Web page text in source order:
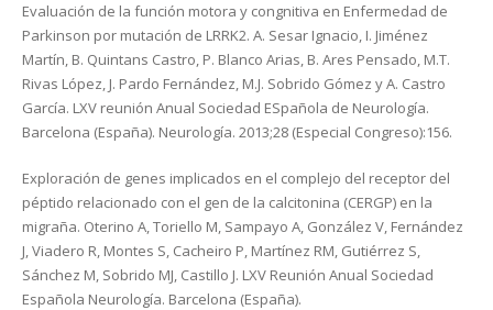
Evaluación de la función motora y congnitiva en Enfermedad de
Parkinson por mutación de LRRK2. A. Sesar Ignacio, I. Jiménez
Martín, B. Quintans Castro, P. Blanco Arias, B. Ares Pensado, M.T.
Rivas López, J. Pardo Fernández, M.J. Sobrido Gómez y A. Castro
García. LXV reunión Anual Sociedad ESpañola de Neurología.
Barcelona (España). Neurología. 2013;28 (Especial Congreso):156.
Exploración de genes implicados en el complejo del receptor del
péptido relacionado con el gen de la calcitonina (CERGP) en la
migraña. Oterino A, Toriello M, Sampayo A, González V, Fernández
J, Viadero R, Montes S, Cacheiro P, Martínez RM, Gutiérrez S,
Sánchez M, Sobrido MJ, Castillo J. LXV Reunión Anual Sociedad
Española Neurología. Barcelona (España).